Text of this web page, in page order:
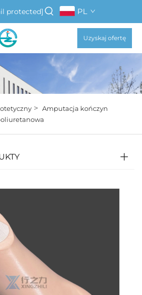
protected] PL
Uzyskaj ofertę
> Amputacja kończyn